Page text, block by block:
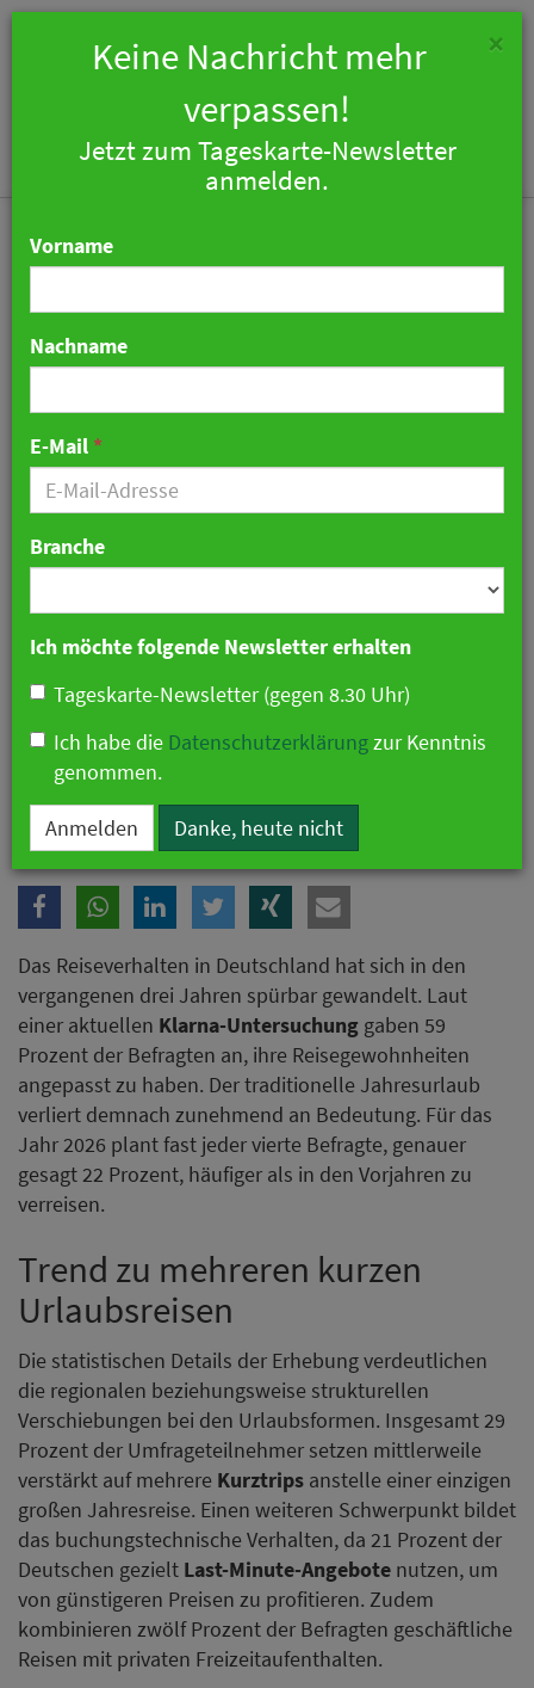
Deutsche verreisen öfter
und kürzer
10. Juni 2026 09:59 Uhr| Tourismus
Deutschen verreisen öfter und setzen auf Kurztrips.
Das Reiseverhalten in Deutschland hat sich in den
vergangenen drei Jahren spürbar gewandelt. Laut
einer aktuellen Klarna-Untersuchung gaben 59
Prozent der Befragten an, ihre Reisegewohnheiten
angepasst zu haben. Der traditionelle Jahresurlaub
verliert demnach zunehmend an Bedeutung. Für das
Jahr 2026 plant fast jeder vierte Befragte, genauer
gesagt 22 Prozent, häufiger als in den Vorjahren zu
verreisen.
Trend zu mehreren kurzen
Urlaubsreisen
Die statistischen Details der Erhebung verdeutlichen
die regionalen beziehungsweise strukturellen
Verschiebungen bei den Urlaubsformen. Insgesamt 29
Prozent der Umfrageteilnehmer setzen mittlerweile
verstärkt auf mehrere Kurztrips anstelle einer einzigen
großen Jahresreise. Einen weiteren Schwerpunkt bildet
das buchungstechnische Verhalten, da 21 Prozent der
Deutschen gezielt Last-Minute-Angebote nutzen, um
von günstigeren Preisen zu profitieren. Zudem
kombinieren zwölf Prozent der Befragten geschäftliche
Reisen mit privaten Freizeitaufenthalten.
×
Keine Nachricht mehr
verpassen!
Jetzt zum Tageskarte-Newsletter
anmelden.
Vorname
Nachname
E-Mail *
Branche
Ich möchte folgende Newsletter erhalten
Tageskarte-Newsletter (gegen 8.30 Uhr)
Ich habe die Datenschutzerklärungzur Kenntnis
genommen.
Anmelden Danke, heute nicht